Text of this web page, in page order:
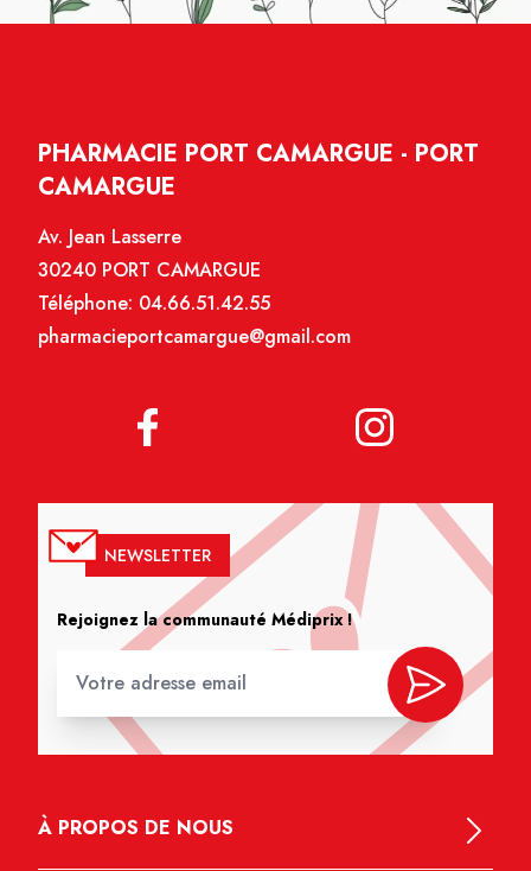
PHARMACIE PORT CAMARGUE - PORT
CAMARGUE
Av. Jean Lasserre
30240 PORT CAMARGUE
Téléphone: 04.66.51.42.55
pharmacieportcamargue@gmail.com
NEWSLETTER
Rejoignez la communauté Médiprix !
À PROPOS DE NOUS